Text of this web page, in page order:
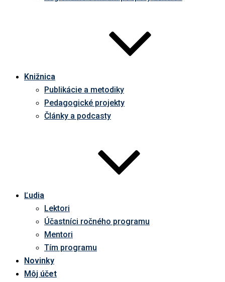
Knižnica
Publikácie a metodiky
Pedagogické projekty
Články a podcasty
Ľudia
Lektori
Účastníci ročného programu
Mentori
Tím programu
Novinky
Môj účet